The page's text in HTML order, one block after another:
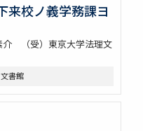
来校ノ義学務課ヨ
介 （受）東京大学法理文
書館